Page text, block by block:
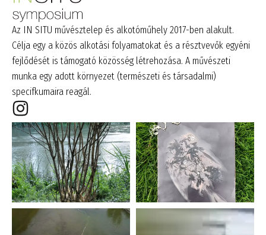
Az IN SITU művésztelep és alkotóműhely 2017-ben alakult.
Célja egy a közös alkotási folyamatokat és a résztvevők egyéni
fejlődését is támogató közösség létrehozása. A művészeti
munka egy adott környezet (természeti és társadalmi)
specifkumaira reagál.